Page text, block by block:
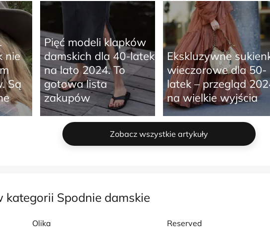
nie
Są
Pięć modeli klapków
damskich dla 40-latek
na lato 2024. To
gotowa lista
zakupów
Ekskluzywne
wieczorowe dla 50-
latek – przegląd
na wielkie wyjścia
Zobacz wszystkie artykuły
kategorii Spodnie damskie
Olika
Reserved